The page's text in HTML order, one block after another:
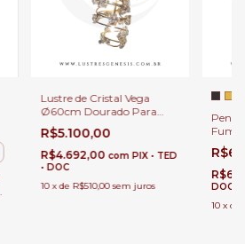
Lustre de Cristal Vega
Ø60cm Dourado Para
Escadas e Salas Pé Direito
Duplo e Alto
R$5.100,00
R$4.692,00 com PIX • TED
• DOC
10 xde R$510,00 sem juros
Fumê
LED
DOC
10 x de